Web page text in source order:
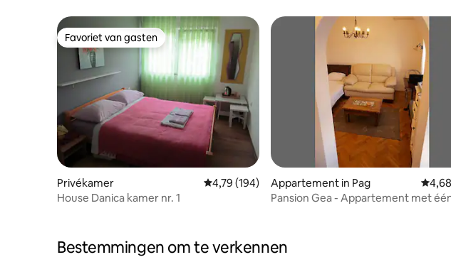
Favoriet van gasten
Favoriet van gasten
Privékamer Gemiddelde beoordeling van 4,79 op 5, 194
4,79 (194)
House Danica kamer nr. 1
Appartement in Pag
Pansion Gea - Appartement met
Bestemmingen om te verkennen